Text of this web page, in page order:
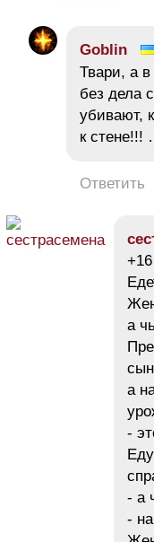
Goblin
Твари, а
без дела
убивают,
к стене!!!
Ответить
+16
а
а
-
- а
-